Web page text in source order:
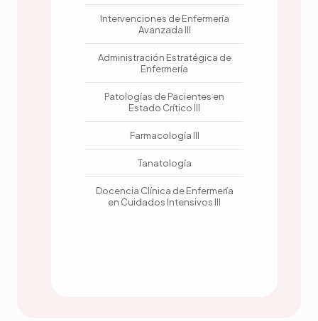
Intervenciones de Enfermería
Avanzada III
Administración Estratégica de
Enfermería
Patologías de Pacientes en
Estado Crítico III
Farmacología III
Tanatología
Docencia Clínica de Enfermería
en Cuidados Intensivos III